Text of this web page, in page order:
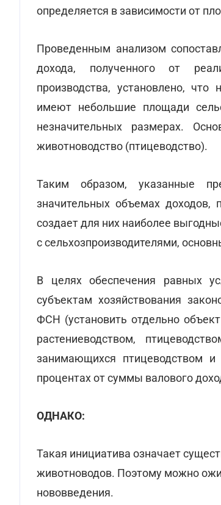
определяется в зависимости от
Проведенным анализом
дохода, полученного от
производства, установлено,
имеют небольшие площади
незначительных размерах.
животноводство (птицеводство).
Таким образом, указанные
значительных объемах доходов,
создает для них наиболее
с сельхозпроизводителями,
В целях обеспечения равных
субъектам хозяйствования
ФСН (установить отдельно
растениеводством,
занимающихся птицеводством
процентах от суммы валового
ОДНАКО:
Такая инициатива означает
животноводов. Поэтому можно
нововведения.